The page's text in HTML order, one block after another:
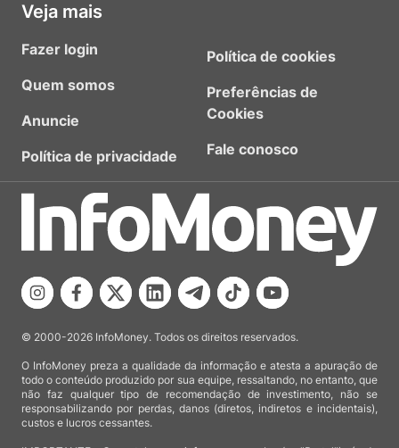
Veja mais
Fazer login
Quem somos
Anuncie
Política de privacidade
Política de cookies
Preferências de
Cookies
Fale conosco
© 2000-2026 InfoMoney. Todos os direitos reservados.
O InfoMoney preza a qualidade da informação e atesta a apuração de
todo o conteúdo produzido por sua equipe, ressaltando, no entanto, que
não faz qualquer tipo de recomendação de investimento, não se
responsabilizando por perdas, danos (diretos, indiretos e incidentais),
custos e lucros cessantes.